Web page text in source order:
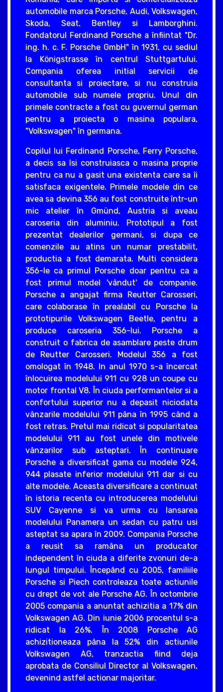
automobile marca Porsche, Audi, Volkswagen,
Skoda, Seat, Bentley si Lamborghini.
Fondatorul Ferdinand Porsche a înfiintat "Dr.
ing. h. c. F. Porsche GmbH" în 1931, cu sediul
la Königstrasse în centrul Stuttgartului.
Compania oferea initial servicii de
consultanta si proiectare, si nu construia
automobile sub numele propriu. Unul din
primele contracte a fost cu guvernul german
pentru a proiecta o masina populara,
"Volkswagen" în germana.
Copilul lui Ferdinand Porsche, Ferry Porsche,
a decis sa îsi construiasca o masina proprie
pentru ca nu a gasit una existenta care sa îi
satisfaca exigentele. Primele modele din ce
avea sa devina 356 au fost construite într-un
mic atelier în Gmünd, Austria si aveau
caroseria din aluminiu. Prototipul a fost
prezentat dealerilor germani, si dupa ce
comenzile au atins un numar prestabilit,
productia a fost demarata. Multi considera
356-le ca primul Porsche doar pentru ca a
fost primul model 'vândut' de companie.
Porsche a angajat firma Reutter Carosseri,
care colaborase în prealabil cu Porsche la
prototipurile Volkswagen Beetle, pentru a
produce caroseria 356-lui. Porsche a
construit o fabrica de asamblare peste drum
de Reutter Carosseri. Modelul 356 a fost
omologat în 1948. In anul 1970 s-a încercat
înlocuirea modelului 911 cu 928 un coupe cu
motor frontal V8. În ciuda performantelor si a
confortului superior nu a depasit niciodata
vânzarile modelului 911 pâna în 1995 când a
fost retras. Pretul mai ridicat si popularitatea
modelului 911 au fost unele din motivele
vânzarilor sub asteptari. În continuare
Porsche a diversificat gama cu modele 924,
944 plasate inferior modelului 911 dar si cu
alte modele. Aceasta diversificare a continuat
în istoria recenta cu introducerea modelului
SUV Cayenne si va urma cu lansarea
modelului Panamera un sedan cu patru usi
asteptat sa apara în 2009. Compania Porsche
a reusit sa ramâna un producator
independent în ciuda a diferite zvonuri de-a
lungul timpului. Începând cu 2005, familiile
Porsche si Piech controleaza toate actiunile
cu drept de vot ale Porsche AG. În octombrie
2005 compania a anuntat achizitia a 17% din
Volkswagen AG. Din iunie 2006 procentul s-a
ridicat la 26%. În 2008 Porsche AG
achizitioneaza pâna la 52% din actiunile
Volkswagen AG, tranzactia fiind deja
aprobata de Consiliul Director al Volkswagen,
devenind astfel actionar majoritar.